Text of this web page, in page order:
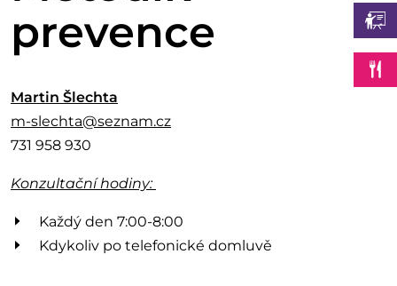
prevence
Martin Šlechta
m-slechta@seznam.cz
731 958 930
Konzultační hodiny:
Každý den 7:00-8:00
Kdykoliv po telefonické domluvě